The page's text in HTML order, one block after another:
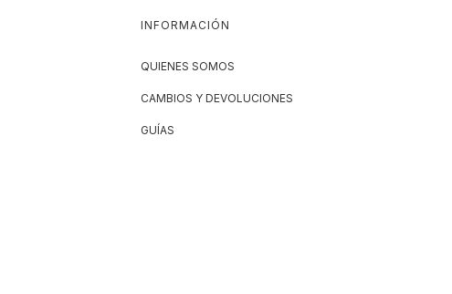
INFORMACIÓN
QUIENES SOMOS
CAMBIOS Y DEVOLUCIONES
GUÍAS